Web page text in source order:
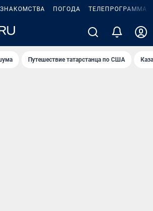
ЗНАКОМСТВА ПОГОДА ТЕЛЕПРОГРАММА
Путешествие татарстанца по США